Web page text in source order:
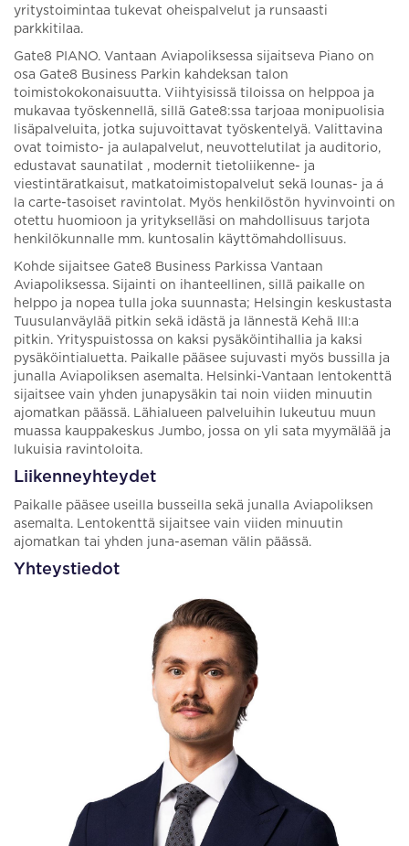
yritystoimintaa tukevat oheispalvelut ja runsaasti
parkkitilaa.
Gate8 PIANO. Vantaan Aviapoliksessa sijaitseva Piano on
osa Gate8 Business Parkin kahdeksan talon
toimistokokonaisuutta. Viihtyisissä tiloissa on helppoa ja
mukavaa työskennellä, sillä Gate8:ssa tarjoaa monipuolisia
lisäpalveluita, jotka sujuvoittavat työskentelyä. Valittavina
ovat toimisto- ja aulapalvelut, neuvottelutilat ja auditorio,
edustavat saunatilat , modernit tietoliikenne- ja
viestintäratkaisut, matkatoimistopalvelut sekä lounas- ja á
la carte-tasoiset ravintolat. Myös henkilöstön hyvinvointi on
otettu huomioon ja yritykselläsi on mahdollisuus tarjota
henkilökunnalle mm. kuntosalin käyttömahdollisuus.
Kohde sijaitsee Gate8 Business Parkissa Vantaan
Aviapoliksessa. Sijainti on ihanteellinen, sillä paikalle on
helppo ja nopea tulla joka suunnasta; Helsingin keskustasta
Tuusulanväylää pitkin sekä idästä ja lännestä Kehä III:a
pitkin. Yrityspuistossa on kaksi pysäköintihallia ja kaksi
pysäköintialuetta. Paikalle pääsee sujuvasti myös bussilla ja
junalla Aviapoliksen asemalta. Helsinki-Vantaan lentokenttä
sijaitsee vain yhden junapysäkin tai noin viiden minuutin
ajomatkan päässä. Lähialueen palveluihin lukeutuu muun
muassa kauppakeskus Jumbo, jossa on yli sata myymälää ja
lukuisia ravintoloita.
Liikenneyhteydet
Paikalle pääsee useilla busseilla sekä junalla Aviapoliksen
asemalta. Lentokenttä sijaitsee vain viiden minuutin
ajomatkan tai yhden juna-aseman välin päässä.
Yhteystiedot